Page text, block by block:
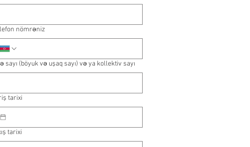
nömrəniz
sayı (böyuk və uşaq sayı) və ya kollektiv sayı
tarixi
tarixi